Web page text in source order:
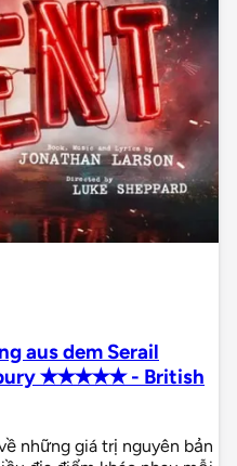
aus dem Serail
✭✭✭✭✭ - British
những giá trị nguyên bản